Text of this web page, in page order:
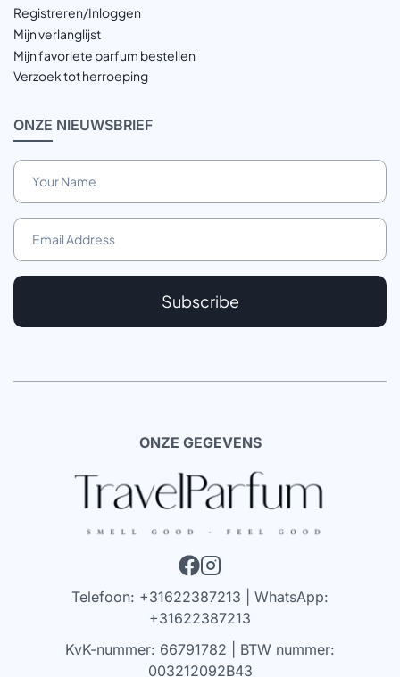
Registreren/Inloggen
Mijn verlanglijst
Mijn favoriete parfum bestellen
Verzoek tot herroeping
ONZE NIEUWSBRIEF
Subscribe
ONZE GEGEVENS
Telefoon: +31622387213 | WhatsApp:
+31622387213
KvK-nummer: 66791782 | BTW nummer:
003212092B43